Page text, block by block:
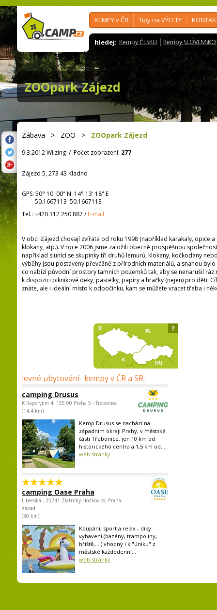
KEMPY v ČR Tipy na VÝLETY
hledej: Kempy ČESKO Kempy SLOVENSKO
ZOOpark Zájezd
Zábava > ZOO > ZOOpark Zájezd
9.3.2012 Wilzing / Počet zobrazení: 277
Zájezd 5, 273 43 Kladno
GPS: 50° 10' 00" N 14° 13' 18" E
50.1667113 50.1667113
Tel.: +420 312 250 887 /E-mail
V obci Zájezd chovají zvířata od roku 1998 (například karakaly, opice
klokany, atp.). V roce 2006 jsme založili obecně prospěšnou
například slunící se skupinky tří druhů lemurů, klokany, kočkodany
výběhy jsou postaveny převážně z přírodních materiálů, a snahou
co nabízí původní prostory tamních pozemků tak, aby se nenarušil ráz
k dispozici piknikové deky, pastelky, papíry a hračky (nejen) pro děti.
znáte, ale i ideální místo k odpočinku, kam se můžete vracet třeba i
levné ubytování- kempy v ČR a SR:
camping Drusus
K Reporyjim 4, 155 00 Praha 5 - Trebonice
(14,4 km)
Kemp Drusus se nachází na
západním okraji Prahy, v městské
části Třebonice, jen 10 km od
historického centra a 1,5 km od...
web stránky
camping Oase Praha
Libeňská , 25241 Zlatníky-Hodkovice, Praha-
západ
(30 km)
Koupání, sport a relax - díky
vybavení (bazény, trampolíny,
hřiště,....) vhodný i k "úniku" z
městské každodenní...
web stránky
?